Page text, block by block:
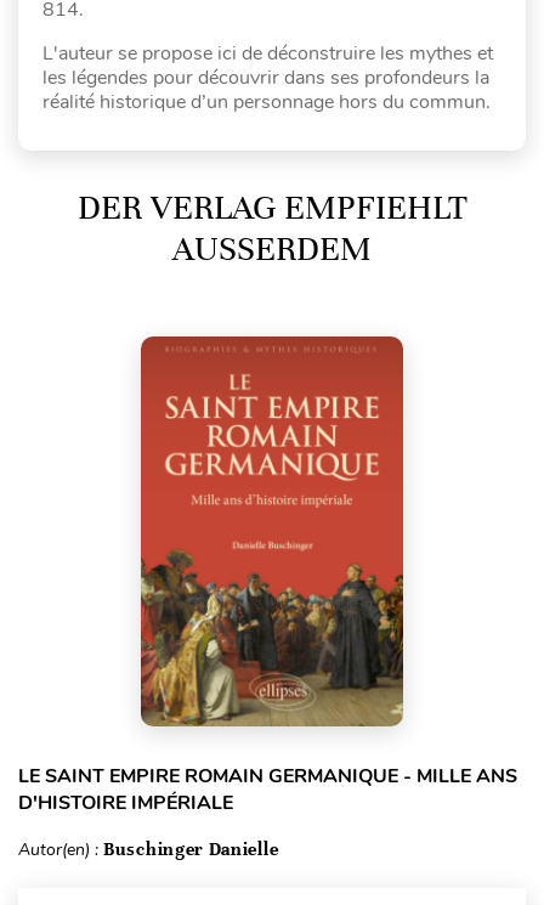
814.
L'auteur se propose ici de déconstruire les mythes et
les légendes pour découvrir dans ses profondeurs la
réalité historique d’un personnage hors du commun.
DER VERLAG EMPFIEHLT
AUSSERDEM
LE SAINT EMPIRE ROMAIN GERMANIQUE - MILLE ANS
D'HISTOIRE IMPÉRIALE
Autor(en) : Buschinger Danielle